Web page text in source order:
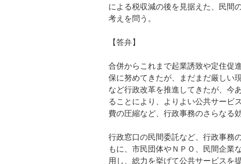
による税収減の後を見据えた、民間
考えを問う。
【答弁】
合併からこれまで起業誘致や定住促
保に努めてきたが、まだまだ厳しい
など行政改革を推進してきたが、今
ることにより、よりよい公共サービ
費の圧縮など、行政事務のさらなる
行政窓口の民間委託など、行政事務
もに、市民団体やＮＰＯ、民間企業
用し、総力を挙げて公共サービスを